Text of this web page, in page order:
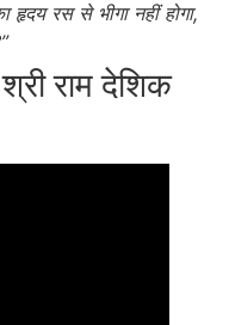
रस से भीगा नहीं होगा,
राम देशिक